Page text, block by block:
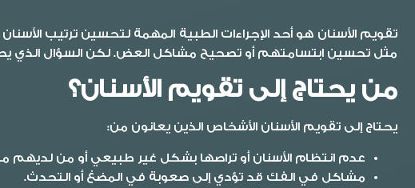
تقويم الأسنان هو أحد الإجراءات الطبية المهمة لتحسين ترتيب
مثل تحسين ابتسامتهم أو تصحيح مشاكل العض. لكن السؤال الذي
من يحتاج إلى تقويم الأسنان؟
يحتاج إلى تقويم الأسنان الأشخاص الذين يعانون من:
عدم انتظام الأسنان أو تراصها بشكل غير طبيعي أو من لديهم
مشاكل في الفك قد تؤدي إلى صعوبة في المضغ أو التحدث.